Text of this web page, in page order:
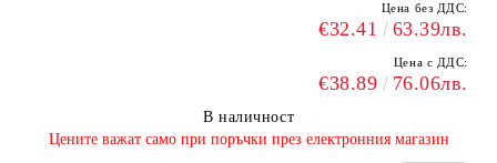
Цена без ДДС:
€32.41 63.39лв.
Цена с ДДС:
€38.89 76.06лв.
В наличност
​Цените важат само при поръчки през електронния магазин